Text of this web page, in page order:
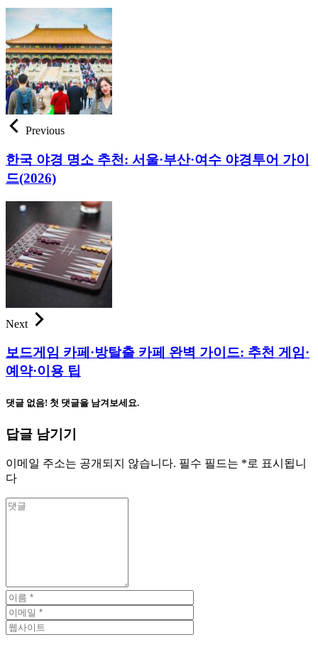
Previous
한국 야경 명소 추천: 서울·부산·여수 야경투어 가이
드(2026)
Next
보드게임 카페·방탈출 카페 완벽 가이드: 추천 게임·
예약·이용 팁
댓글 없음! 첫 댓글을 남겨보세요.
답글 남기기
이메일 주소는 공개되지 않습니다. 필수 필드는 *로 표시됩니
다